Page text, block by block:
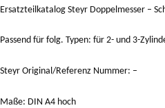
Ersatzteilkatalog Steyr Doppelmesser –
Passend für folg. Typen: für 2- und 3-
Steyr Original/Referenz Nummer: –
Maße: DIN A4 hoch